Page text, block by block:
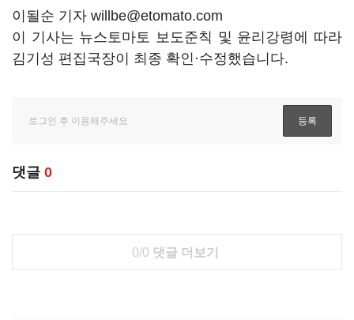
이될순 기자 willbe@etomato.com
이 기사는 뉴스토마토 보도준칙 및 윤리강령에 따라
김기성 편집국장이 최종 확인·수정했습니다.
댓글 0
0/0 댓글 더보기